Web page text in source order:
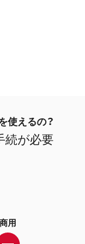
使えるの？
続が必要
商用